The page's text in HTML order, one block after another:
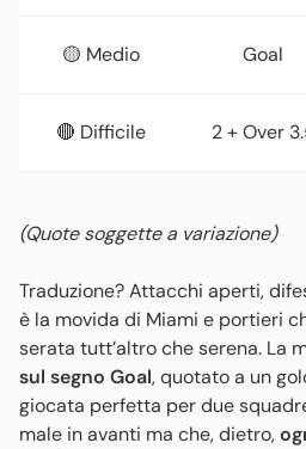
🟡 Medio Goal
🔴 Difficile 2 + Over
(Quote soggette a variazione)
Traduzione? Attacchi aperti,
è la movida di Miami e portieri
serata tutt’altro che serena. La
sul segno Goal, quotato a un
giocata perfetta per due
male in avanti ma che, dietro,